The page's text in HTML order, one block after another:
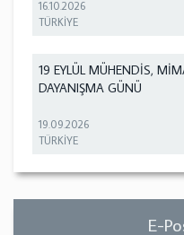
16.10.2026
TÜRKİYE
19 EYLÜL MÜHENDİS,
DAYANIŞMA GÜNÜ
19.09.2026
TÜRKİYE
E-